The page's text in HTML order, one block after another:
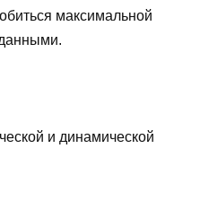
максимальной
и динамической